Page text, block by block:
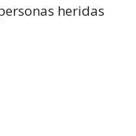
heridas